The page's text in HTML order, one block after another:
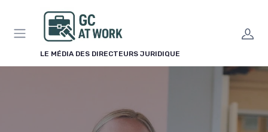
LE MÉDIA DES DIRECTEURS JURIDIQUE